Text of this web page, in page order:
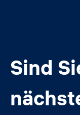
Sind